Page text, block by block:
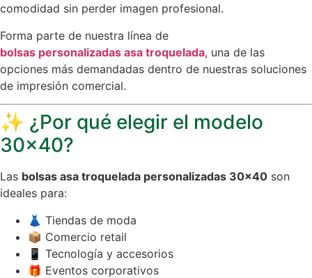
comodidad sin perder imagen profesional.
Forma parte de nuestra línea de
bolsas personalizadas asa troquelada, una de las
opciones más demandadas dentro de nuestras soluciones
de impresión comercial.
✨ ¿Por qué elegir el modelo
30×40?
Las bolsas asa troquelada personalizadas 30×40 son
ideales para:
👗 Tiendas de moda
📦 Comercio retail
📱 Tecnología y accesorios
🎁 Eventos corporativos